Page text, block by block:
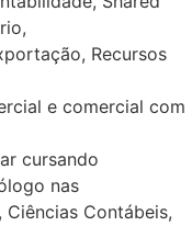
Recursos
e comercial com
cursando
nas
Contábeis,